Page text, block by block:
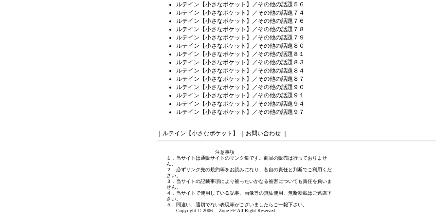
ルテイン【小さなポケット】／その他の話題５６
ルテイン【小さなポケット】／その他の話題７４
ルテイン【小さなポケット】／その他の話題７６
ルテイン【小さなポケット】／その他の話題７８
ルテイン【小さなポケット】／その他の話題７９
ルテイン【小さなポケット】／その他の話題８０
ルテイン【小さなポケット】／その他の話題８１
ルテイン【小さなポケット】／その他の話題８３
ルテイン【小さなポケット】／その他の話題８４
ルテイン【小さなポケット】／その他の話題８７
ルテイン【小さなポケット】／その他の話題９０
ルテイン【小さなポケット】／その他の話題９１
ルテイン【小さなポケット】／その他の話題９４
ルテイン【小さなポケット】／その他の話題９７
ルテイン【小さなポケット】 お問い合わせ
注意事項
１．当サイトは通販サイトのリンク集です。商品の販売は行っておりませ
ん。
２．必ずリンク先の規約等をお読みになり、各自の責任と判断でご利用くだ
さい。
３．当サイトの記載事項により被ったいかなる被害についても責任を負いま
せん。
４．当サイトで使用している記事、画像等の無駄使用、無断転載はご遠慮下
さい。
５．間違い、適切でない表現等がございましたら ご一報下さい
Copyright © 2006- Zone FF All Right Reserved.